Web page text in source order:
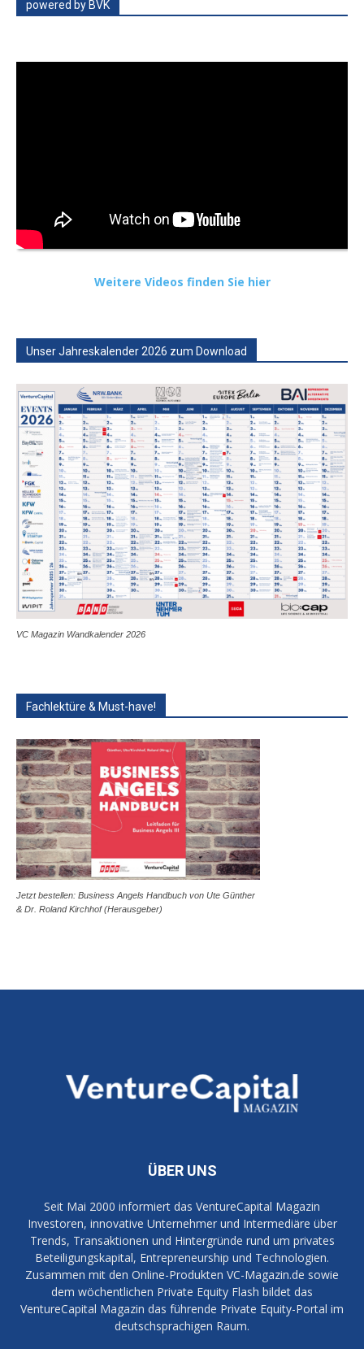
powered by BVK
Weitere Videos finden Sie hier
Unser Jahreskalender 2026 zum Download
VC Magazin Wandkalender 2026
Fachlektüre & Must-have!
Jetzt bestellen: Business Angels Handbuch von Ute Günther
& Dr. Roland Kirchhof (Herausgeber)
ÜBER UNS
Seit Mai 2000 informiert das VentureCapital Magazin
Investoren, innovative Unternehmer und Intermediäre über
Trends, Transaktionen und Hintergründe rund um privates
Beteiligungskapital, Entrepreneurship und Technologien.
Zusammen mit den Online-Produkten VC-Magazin.de sowie
dem wöchentlichen Private Equity Flash bildet das
VentureCapital Magazin das führende Private Equity-Portal im
deutschsprachigen Raum.